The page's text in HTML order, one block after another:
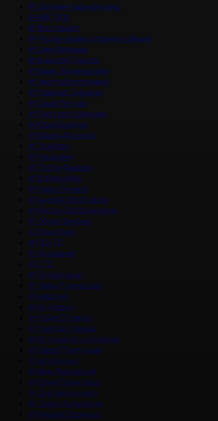
# Документальное кино
# НМГ ДОК
# Фестивали
# Что мы знаем о планете Земля
# Цикл Великие
#Алексей Гуськов
# Марк Эйдельштейн
# Никита Кологривый
# Главные Сериалы
# Саша Петров
# Смотреть фильмы
# Юра Борисов
# Мария Аронова
# Трейлер
# Рецензия
# После Фишера
# Война и Мир
# Новости кино
#Андрей Золотарев
# Федор Добронравов
# Обзор фильма
# Фонд Кино
# РЕН ТВ
# Домашний
# СТС
# Пятый канал
# Чайка Терешкова
# Невский
# Интервью
# Юрий Стоянов
#Лариса Гузеева
# История его служанки
# Павел Прилучный
#Актер кино
# Иван Янковский
# Юлия Пересильд
# Сергей Бурунов
# Сарик Андреасян
# Михаил Ефремов